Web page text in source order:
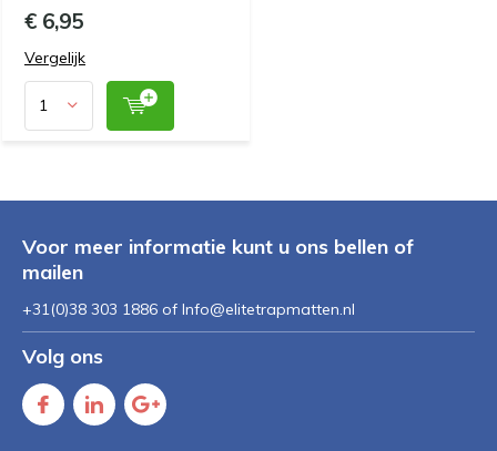
€ 6,95
Vergelijk
Voor meer informatie kunt u ons bellen of
mailen
+31(0)38 303 1886 of Info@elitetrapmatten.nl
Volg ons